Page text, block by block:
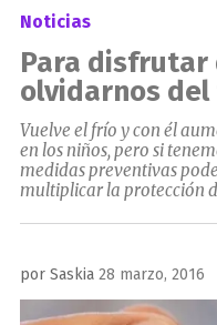
Noticias
Para disfrutar
olvidarnos
Vuelve el frío y con él
en los niños, pero si
medidas preventivas
multiplicar la protección
por Saskia Publicado
el
28 marzo, 2016